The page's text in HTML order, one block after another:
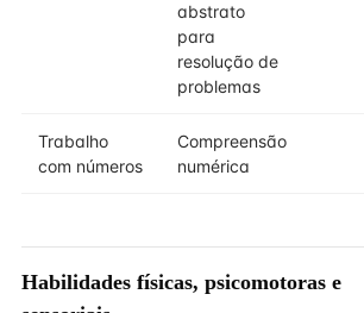
abstrato
para
resolução de
problemas
Trabalho
com números
Compreensão
numérica
Habilidades físicas, psicomotoras e